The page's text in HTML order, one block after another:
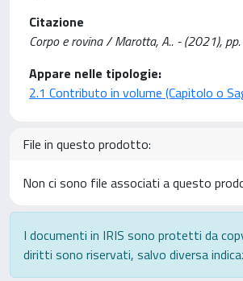
Citazione
Corpo e rovina / Marotta, A.. - (2021),
Appare nelle tipologie:
2.1 Contributo in volume (Capitolo o
File in questo prodotto:
Non ci sono file associati a questo
I documenti in IRIS sono protetti da
diritti sono riservati, salvo diversa